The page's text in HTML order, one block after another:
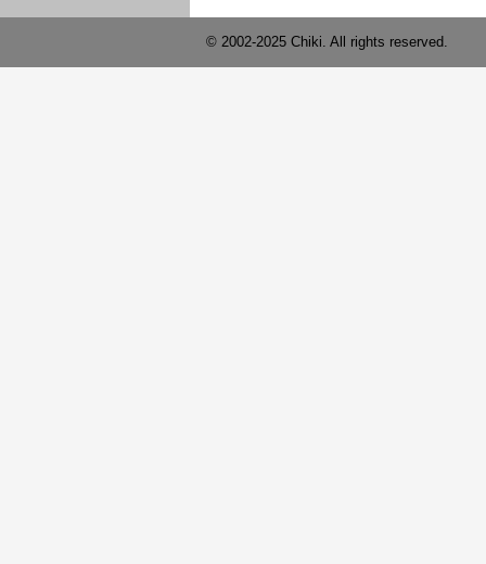
© 2002-2025 Chiki. All rights reserved.